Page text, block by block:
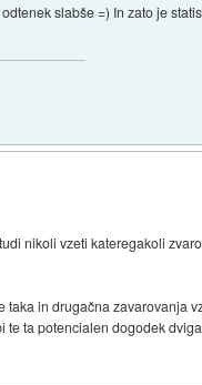
slabše =) In zato je
nikoli vzeti kateregakoli
in drugačna zavarovanja
ta potencialen dogodek